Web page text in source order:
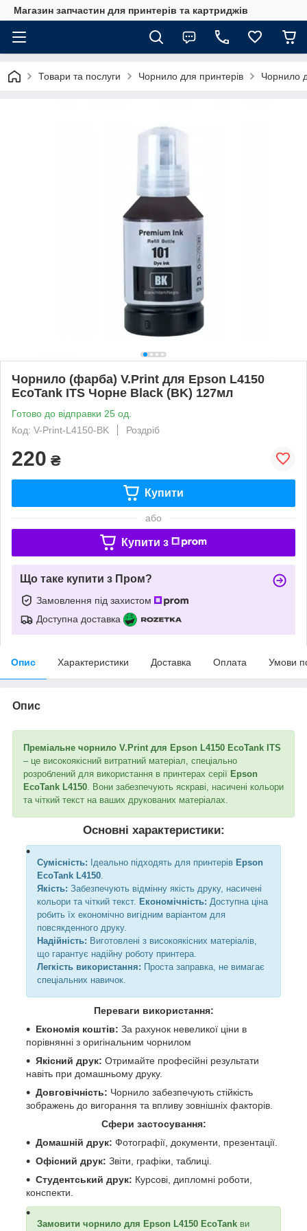
Магазин запчастин для принтерів та картриджів
Товари та послуги Чорнило для принтерів Чорнило
Чорнило (фарба) V.Print для Epson L4150
EcoTank ITS Чорне Black (BK) 127мл
Готово до відправки 25 од.
Код: V-Print-L4150-BK
Роздріб
220 ₴
Купити
або
Купити з
Що таке купити з Пром?
Замовлення під захистом
Доступна доставка
Опис Характеристики Доставка Оплата Умови
Опис
Преміальне чорнило V.Print для Epson L4150 EcoTank ITS
– це високоякісний витратний матеріал, спеціально
розроблений для використання в принтерах серії Epson
EcoTank L4150 . Вони забезпечують яскраві, насичені кольори
та чіткий текст на ваших друкованих матеріалах.
Основні характеристики:
Сумісність: Ідеально підходять для принтерів Epson
EcoTank L4150
Якість: Забезпечують відмінну якість друку, насичені
кольори та чіткий текст. Економічність: Доступна ціна
робить їх економічно вигідним варіантом для
повсякденного друку.
Надійність: Виготовлені з високоякісних матеріалів,
що гарантує надійну роботу принтера.
Легкість використання: Проста заправка, не вимагає
спеціальних навичок.
Переваги використання:
Економія коштів: За рахунок невеликої ціни в
порівнянні з оригінальним чорнилом
Якісний друк: Отримайте професійні результати
навіть при домашньому друку.
Довговічність: Чорнило забезпечують стійкість
зображень до вигорання та впливу зовнішніх факторів.
Сфери застосування:
Домашній друк: Фотографії, документи, презентації.
Офісний друк: Звіти, графіки, таблиці.
Студентський друк: Курсові, дипломні роботи,
конспекти.
Замовити чорнило для Epson L4150 EcoTank ви